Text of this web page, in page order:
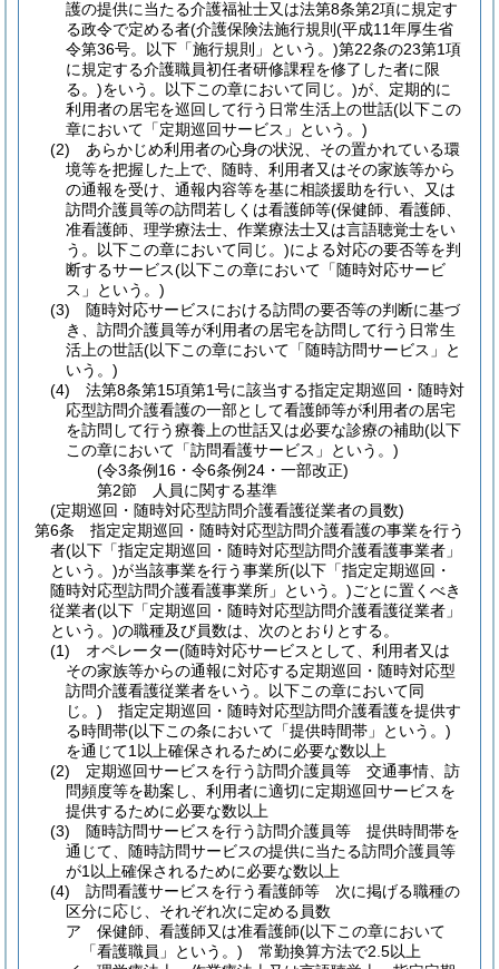
護の提供に当たる介護福祉士又は法第8条第2項に規定す
る政令で定める者(介護保険法施行規則 (平成11年厚生省
令第36号。以下「施行規則」という。)第22条の23第1項
に規定する介護職員初任者研修課程を修了した者に限
る。)をいう。以下この章において同じ。)が、定期的に
利用者の居宅を巡回して行う日常生活上の世話(以下この
章において「定期巡回サービス」という。)
(2)
あらかじめ利用者の心身の状況、その置かれている環
境等を把握した上で、随時、利用者又はその家族等から
の通報を受け、通報内容等を基に相談援助を行い、又は
訪問介護員等の訪問若しくは看護師等(保健師、看護師、
准看護師、理学療法士、作業療法士又は言語聴覚士をい
う。以下この章において同じ。)による対応の要否等を判
断するサービス(以下この章において「随時対応サービ
ス」という。)
(3)
随時対応サービスにおける訪問の要否等の判断に基づ
き、訪問介護員等が利用者の居宅を訪問して行う日常生
活上の世話(以下この章において「随時訪問サービス」と
いう。)
(4)
法第8条第15項第1号に該当する指定定期巡回・随時対
応型訪問介護看護の一部として看護師等が利用者の居宅
を訪問して行う療養上の世話又は必要な診療の補助(以下
この章において「訪問看護サービス」という。)
(令3条例16・令6条例24・一部改正)
第2節
人員に関する基準
(定期巡回・随時対応型訪問介護看護従業者の員数)
第6条
指定定期巡回・随時対応型訪問介護看護の事業を行う
者(以下「指定定期巡回・随時対応型訪問介護看護事業者」
という。)が当該事業を行う事業所(以下「指定定期巡回・
随時対応型訪問介護看護事業所」という。)ごとに置くべき
従業者(以下「定期巡回・随時対応型訪問介護看護従業者」
という。)の職種及び員数は、次のとおりとする。
(1)
オペレーター(随時対応サービスとして、利用者又は
その家族等からの通報に対応する定期巡回・随時対応型
訪問介護看護従業者をいう。以下この章において同
じ。) 指定定期巡回・随時対応型訪問介護看護を提供す
る時間帯(以下この条において「提供時間帯」という。)
を通じて1以上確保されるために必要な数以上
(2)
定期巡回サービスを行う訪問介護員等 交通事情、訪
問頻度等を勘案し、利用者に適切に定期巡回サービスを
提供するために必要な数以上
(3)
随時訪問サービスを行う訪問介護員等 提供時間帯を
通じて、随時訪問サービスの提供に当たる訪問介護員等
が1以上確保されるために必要な数以上
(4)
訪問看護サービスを行う看護師等 次に掲げる職種の
区分に応じ、それぞれ次に定める員数
ア
保健師、看護師又は准看護師(以下この章において
「看護職員」という。) 常勤換算方法で2.5以上